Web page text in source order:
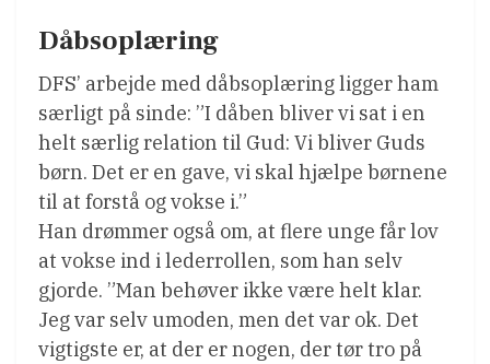
Dåbsoplæring
DFS’ arbejde med dåbsoplæring ligger ham
særligt på sinde: ”I dåben bliver vi sat i en
helt særlig relation til Gud: Vi bliver Guds
børn. Det er en gave, vi skal hjælpe børnene
til at forstå og vokse i.”
Han drømmer også om, at flere unge får lov
at vokse ind i lederrollen, som han selv
gjorde. ”Man behøver ikke være helt klar.
Jeg var selv umoden, men det var ok. Det
vigtigste er, at der er nogen, der tør tro på